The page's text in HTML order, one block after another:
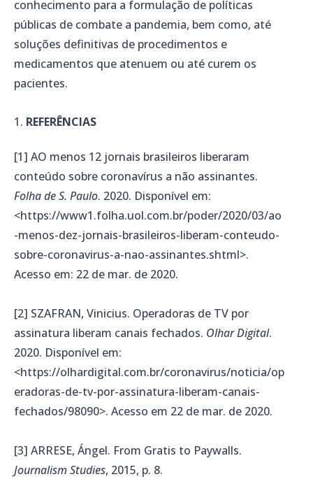
conhecimento para a formulação de políticas
públicas de combate a pandemia, bem como, até
soluções definitivas de procedimentos e
medicamentos que atenuem ou até curem os
pacientes.
REFERÊNCIAS
[1] AO menos 12 jornais brasileiros liberaram
conteúdo sobre coronavírus a não assinantes.
Folha de S. Paulo. 2020. Disponível em:
<https://www1.folha.uol.com.br/poder/2020/03/ao
-menos-dez-jornais-brasileiros-liberam-conteudo-
sobre-coronavirus-a-nao-assinantes.shtml>.
Acesso em: 22 de mar. de 2020.
[2] SZAFRAN, Vinicius. Operadoras de TV por
assinatura liberam canais fechados. Olhar Digital.
2020. Disponível em:
<https://olhardigital.com.br/coronavirus/noticia/op
eradoras-de-tv-por-assinatura-liberam-canais-
fechados/98090>. Acesso em 22 de mar. de 2020.
[3] ARRESE, Ángel. From Gratis to Paywalls.
Journalism Studies, 2015, p. 8.